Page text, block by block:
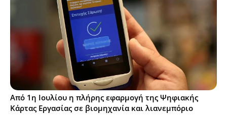
Από 1η Ιουλίου η πλήρης εφαρμογή της Ψηφιακής
Κάρτας Εργασίας σε βιομηχανία και λιανεμπόριο